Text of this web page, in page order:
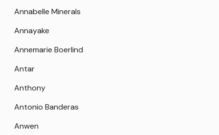
Annabelle Minerals
Annayake
Annemarie Boerlind
Antar
Anthony
Antonio Banderas
Anwen